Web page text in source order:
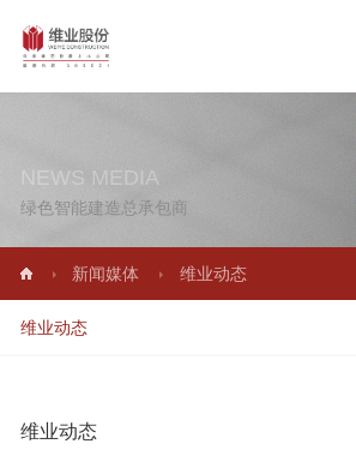
NEWS MEDIA
绿色智能建造总承包商
维业动态
新闻媒体 维业动态
维业动态